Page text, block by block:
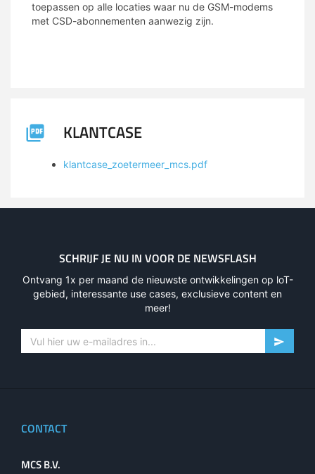
toepassen op alle locaties waar nu de GSM-modems
met CSD-abonnementen aanwezig zijn.
KLANTCASE
klantcase_zoetermeer_mcs.pdf
SCHRIJF JE NU IN VOOR DE NEWSFLASH
Ontvang 1x per maand de nieuwste ontwikkelingen op loT-
gebied, interessante use cases, exclusieve content en
meer!
CONTACT
MCS B.V.